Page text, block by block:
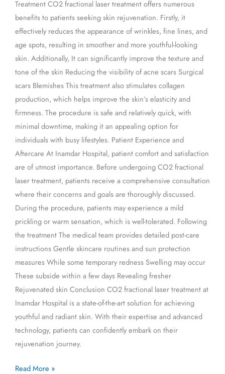
Treatment CO2 fractional laser treatment offers numerous
benefits to patients seeking skin rejuvenation. Firstly, it
effectively reduces the appearance of wrinkles, fine lines, and
age spots, resulting in smoother and more youthful-looking
skin. Additionally, It can significantly improve the texture and
tone of the skin Reducing the visibility of acne scars Surgical
scars Blemishes This treatment also stimulates collagen
production, which helps improve the skin’s elasticity and
firmness. The procedure is safe and relatively quick, with
minimal downtime, making it an appealing option for
individuals with busy lifestyles. Patient Experience and
Aftercare At Inamdar Hospital, patient comfort and satisfaction
are of utmost importance. Before undergoing CO2 fractional
laser treatment, patients receive a comprehensive consultation
where their concerns and goals are thoroughly discussed.
During the procedure, patients may experience a mild
prickling or warm sensation, which is well-tolerated. Following
the treatment The medical team provides detailed post-care
instructions Gentle skincare routines and sun protection
measures While some temporary redness Swelling may occur
These subside within a few days Revealing fresher
Rejuvenated skin Conclusion CO2 fractional laser treatment at
Inamdar Hospital is a state-of-the-art solution for achieving
youthful and radiant skin. With their expertise and advanced
technology, patients can confidently embark on their
rejuvenation journey.
Read More »